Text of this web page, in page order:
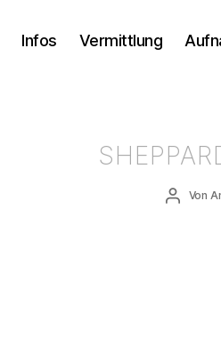
Infos Vermittlung
Von